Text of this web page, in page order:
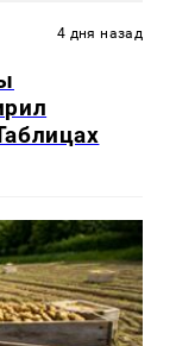
4 дня назад